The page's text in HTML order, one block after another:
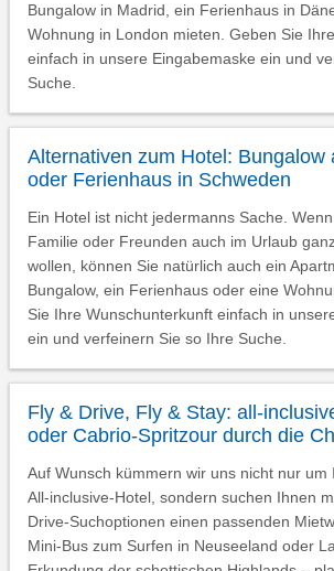
Bungalow in Madrid, ein Ferienhaus in
Wohnung in London mieten. Geben Sie
einfach in unsere Eingabemaske ein und
Suche.
Alternativen zum Hotel: Bungalow
oder Ferienhaus in Schweden
Ein Hotel ist nicht jedermanns Sache.
Familie oder Freunden auch im Urlaub
wollen, können Sie natürlich auch ein
Bungalow, ein Ferienhaus oder eine
Sie Ihre Wunschunterkunft einfach in
ein und verfeinern Sie so Ihre Suche.
Fly & Drive, Fly & Stay: all-
oder Cabrio-Spritzour durch die
Auf Wunsch kümmern wir uns nicht nur
All-inclusive-Hotel, sondern suchen Ihnen
Drive-Suchoptionen einen passenden
Mini-Bus zum Surfen in Neuseeland oder